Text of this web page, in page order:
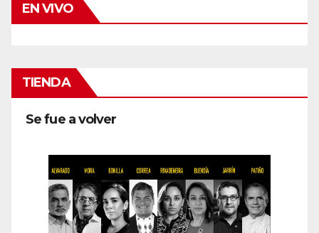
EN VIVO
TIENDA
Se fue a volver